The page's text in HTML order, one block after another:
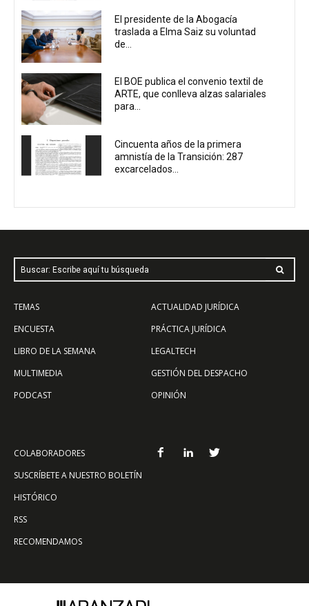
El presidente de la Abogacía
traslada a Elma Saiz su voluntad
de...
El BOE publica el convenio textil de
ARTE, que conlleva alzas salariales
para...
Cincuenta años de la primera
amnistía de la Transición: 287
excarcelados...
Buscar: Escribe aquí tu búsqueda
TEMAS
ENCUESTA
LIBRO DE LA SEMANA
MULTIMEDIA
PODCAST
ACTUALIDAD JURÍDICA
PRÁCTICA JURÍDICA
LEGALTECH
GESTIÓN DEL DESPACHO
OPINIÓN
COLABORADORES
SUSCRÍBETE A NUESTRO BOLETÍN
HISTÓRICO
RSS
RECOMENDAMOS